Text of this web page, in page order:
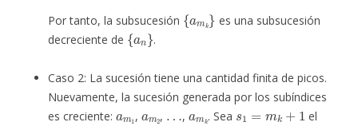
Por tanto, la subsucesión
{a k
es una subsucesión
decreciente de
{an}
.
Caso 2: La sucesión tiene una cantidad finita de picos.
Nuevamente, la sucesión generada por los subíndices
es creciente:
am1
,
am2
,
…
,
amk
. Sea
s1 =m k+1
el